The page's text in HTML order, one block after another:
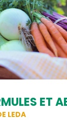
ET
LEDA